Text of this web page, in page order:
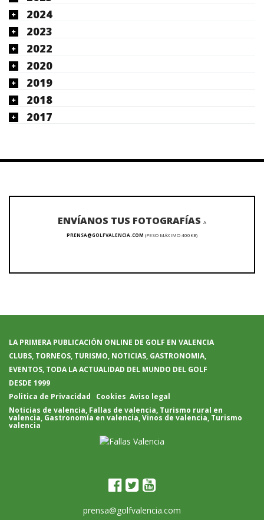
2024
2023
2022
2020
2019
2018
2017
ENVÍANOS TUS FOTOGRAFÍAS A
PRENSA@GOLFVALENCIA.COM (PESO MÁXIMO 400KB)
LA PRIMERA PUBLICACIÓN ONLINE DE GOLF EN VALENCIA
CLUBS, TORNEOS, TURISMO, NOTICIAS, GASTRONOMIA,
EVENTOS, TODA LA ACTUALIDAD DEL MUNDO DEL GOLF
DESDE 1999
Politica de Privacidad
Cookies Aviso legal
Noticias de valencia, Fallas de valencia, Turismo rural en
valencia, Gastronomía en valencia,Vinos de valencia, Turismo
valencia
prensa@golfvalencia.com